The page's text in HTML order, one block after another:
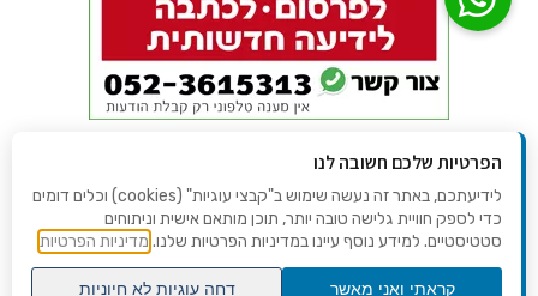
הפרטיות שלכם חשובה לנו
לידיעתכם, באתר זה נעשה שימוש ב"קבצי עוגיות" (cookies) וכלים דומים
כדי לספק חוויית גלישה טובה יותר, תוכן מותאם אישית וניתוחים
סטטיסטיים. למידע נוסף עיינו במדיניות הפרטיות שלנו. מדיניות הפרטיות
קראתי ואני מאשר דחה עוגיות לא חיוניות